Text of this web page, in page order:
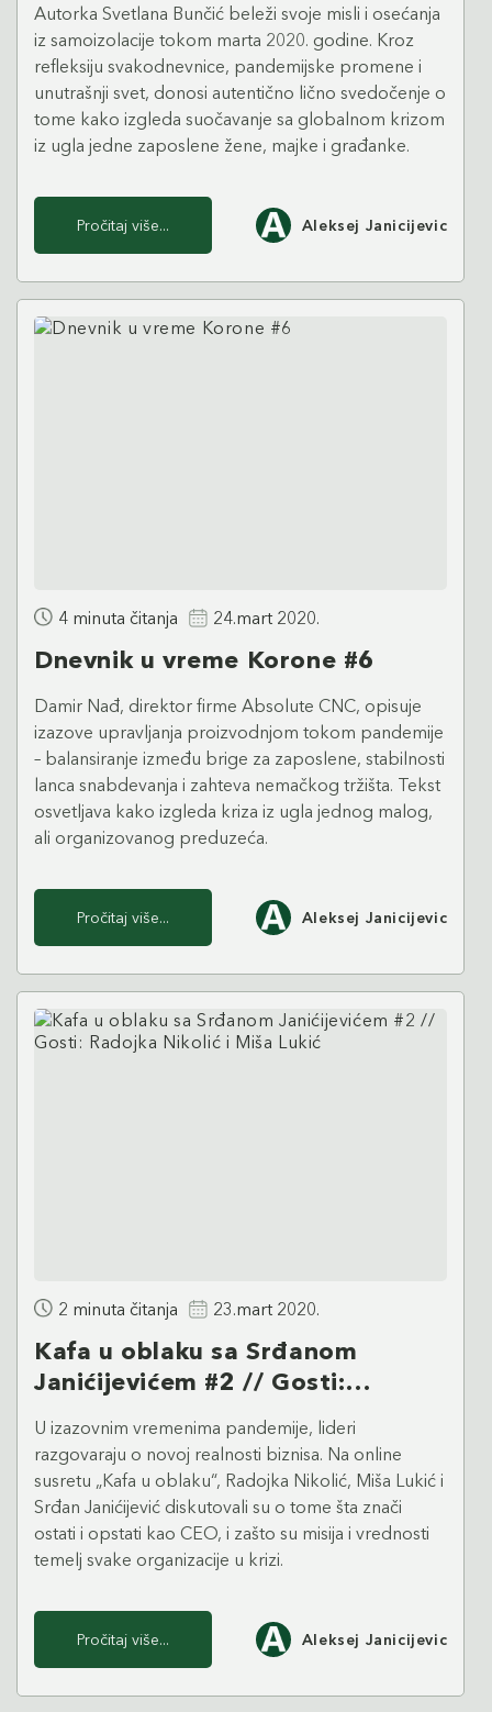
Autorka Svetlana Bunčić beleži svoje misli i osećanja
iz samoizolacije tokom marta 2020. godine. Kroz
refleksiju svakodnevnice, pandemijske promene i
unutrašnji svet, donosi autentično lično svedočenje o
tome kako izgleda suočavanje sa globalnom krizom
iz ugla jedne zaposlene žene, majke i građanke.
Pročitaj više... Aleksej Janicijevic
4 minuta čitanja 24.mart 2020.
Dnevnik u vreme Korone #6
Damir Nađ, direktor firme Absolute CNC, opisuje
izazove upravljanja proizvodnjom tokom pandemije
– balansiranje između brige za zaposlene, stabilnosti
lanca snabdevanja i zahteva nemačkog tržišta. Tekst
osvetljava kako izgleda kriza iz ugla jednog malog,
ali organizovanog preduzeća.
Pročitaj više... Aleksej Janicijevic
2 minuta čitanja 23.mart 2020.
Kafa u oblaku sa Srđanom
Janićijevićem #2 // Gosti:
Radojka Nikolić i Miša Lukić
U izazovnim vremenima pandemije, lideri
razgovaraju o novoj realnosti biznisa. Na online
susretu „Kafa u oblaku“, Radojka Nikolić, Miša Lukić i
Srđan Janićijević diskutovali su o tome šta znači
ostati i opstati kao CEO, i zašto su misija i vrednosti
temelj svake organizacije u krizi.
Pročitaj više... Aleksej Janicijevic